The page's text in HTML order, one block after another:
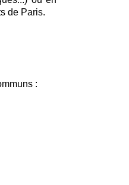
de Paris.
: